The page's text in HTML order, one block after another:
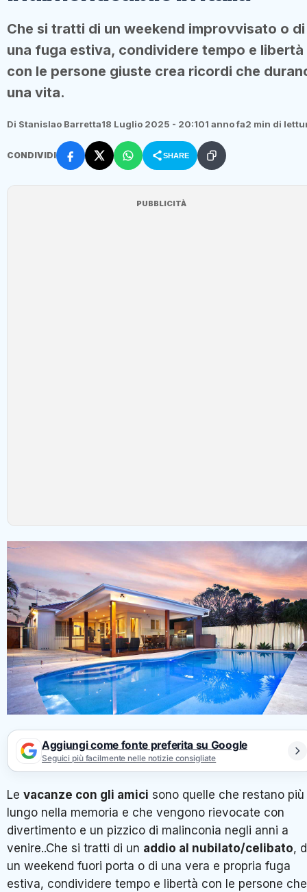
Che si tratti di un weekend improvvisato o di
una fuga estiva, condividere tempo e libertà
con le persone giuste crea ricordi che
una vita.
Di Stanislao Barretta18 Luglio 2025 - 20:101 anno fa2 min di
CONDIVIDI SHARE
PUBBLICITÀ
Aggiungi come fonte preferita su Google
Seguici più facilmente nelle notizie consigliate
Le vacanze con gli amici sono quelle che restano più
lungo nella memoria e che vengono rievocate con
divertimento e un pizzico di malinconia negli anni a
venire..Che si tratti di un addio al nubilato/celibato,
un weekend fuori porta o di una vera e propria fuga
estiva, condividere tempo e libertà con le persone che